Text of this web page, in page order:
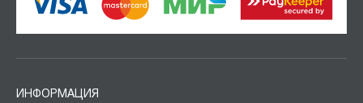
ИНФОРМАЦИЯ